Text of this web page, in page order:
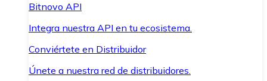
Bitnovo API
Integra nuestra API en tu ecosistema.
Conviértete en Distribuidor
Únete a nuestra red de distribuidores.